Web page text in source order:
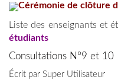
Cérémonie de clôture
Liste des enseignants et
étudiants
Consultations N°9 et 10
Écrit par Super Utilisateur